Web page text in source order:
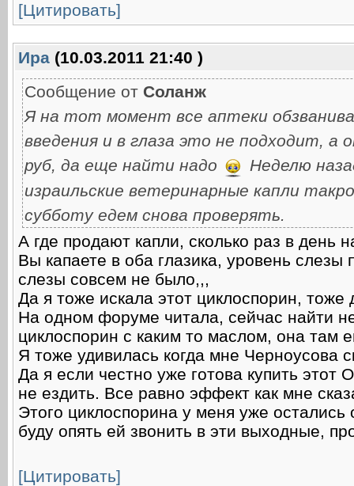
[Цитировать]
Ира (10.03.2011 21:40 )
Сообщение от Соланж
Я на тот момент все аптеки
введения и в глаза это не подходит,
руб, да еще найти надо
Неделю
израильские ветеринарные капли
субботу едем снова проверять.
А где продают капли, сколько раз в день
Вы капаете в оба глазика, уровень слезы
слезы совсем не было,,,
Да я тоже искала этот циклоспорин, тоже
На одном форуме читала, сейчас найти
циклоспорин с каким то маслом, она там
Я тоже удивилась когда мне Черноусова
Да я если честно уже готова купить этот
не ездить. Все равно эффект как мне
Этого циклоспорина у меня уже остались
буду опять ей звонить в эти выходные,
[Цитировать]